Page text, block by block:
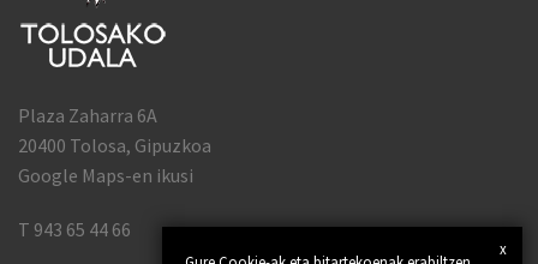
x
Plaza Zaharra 6A
20400 Tolosa, Gipuzkoa
Google Maps-en ikusi
T 943 65 44 66